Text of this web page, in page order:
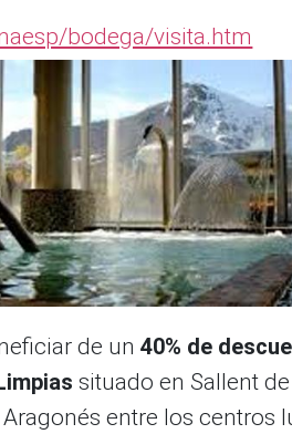
bodega/visita.htm
de un40% de
situado en Sallent
entre los centros